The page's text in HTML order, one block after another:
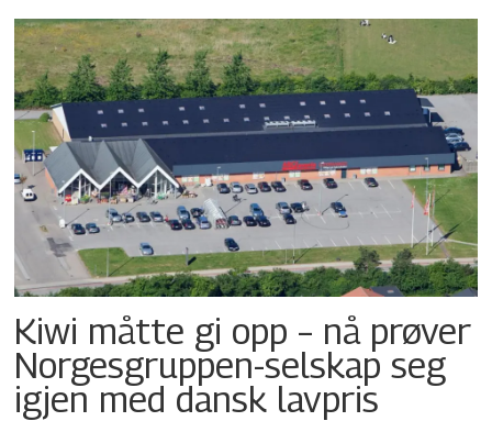
Kiwi måtte gi opp – nå prøver
Norgesgruppen-selskap seg
igjen med dansk lavpris